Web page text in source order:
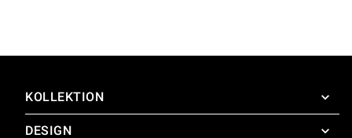
KOLLEKTION
SuperOven
DESIGN